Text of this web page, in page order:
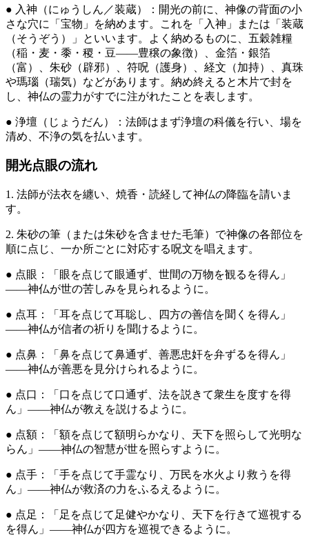
● 入神（にゅうしん／装蔵）：開光の前に、神像の背面の小
さな穴に「宝物」を納めます。これを「入神」または「装蔵
（そうぞう）」といいます。よく納めるものに、五穀雑糧
（稲・麦・黍・稷・豆——豊穣の象徴）、金箔・銀箔
（富）、朱砂（辟邪）、符呪（護身）、経文（加持）、真珠
や瑪瑙（瑞気）などがあります。納め終えると木片で封を
し、神仏の霊力がすでに注がれたことを表します。
● 浄壇（じょうだん）：法師はまず浄壇の科儀を行い、場を
清め、不浄の気を払います。
開光点眼の流れ
1. 法師が法衣を纏い、焼香・読経して神仏の降臨を請いま
す。
2. 朱砂の筆（または朱砂を含ませた毛筆）で神像の各部位を
順に点じ、一か所ごとに対応する呪文を唱えます。
● 点眼：「眼を点じて眼通ず、世間の万物を観るを得ん」
——神仏が世の苦しみを見られるように。
● 点耳：「耳を点じて耳聡し、四方の善信を聞くを得ん」
——神仏が信者の祈りを聞けるように。
● 点鼻：「鼻を点じて鼻通ず、善悪忠奸を弁ずるを得ん」
——神仏が善悪を見分けられるように。
● 点口：「口を点じて口通ず、法を説きて衆生を度すを得
ん」——神仏が教えを説けるように。
● 点額：「額を点じて額明らかなり、天下を照らして光明な
らん」——神仏の智慧が世を照らすように。
● 点手：「手を点じて手霊なり、万民を水火より救うを得
ん」——神仏が救済の力をふるえるように。
● 点足：「足を点じて足健やかなり、天下を行きて巡視する
を得ん」——神仏が四方を巡視できるように。